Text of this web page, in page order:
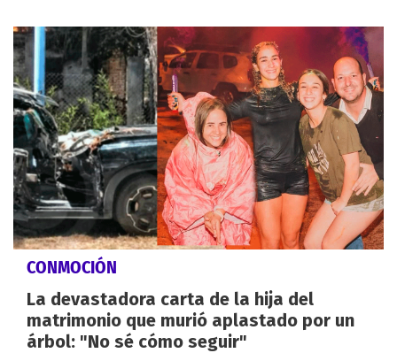
CONMOCIÓN
La devastadora carta de la hija del
matrimonio que murió aplastado por un
árbol: "No sé cómo seguir"